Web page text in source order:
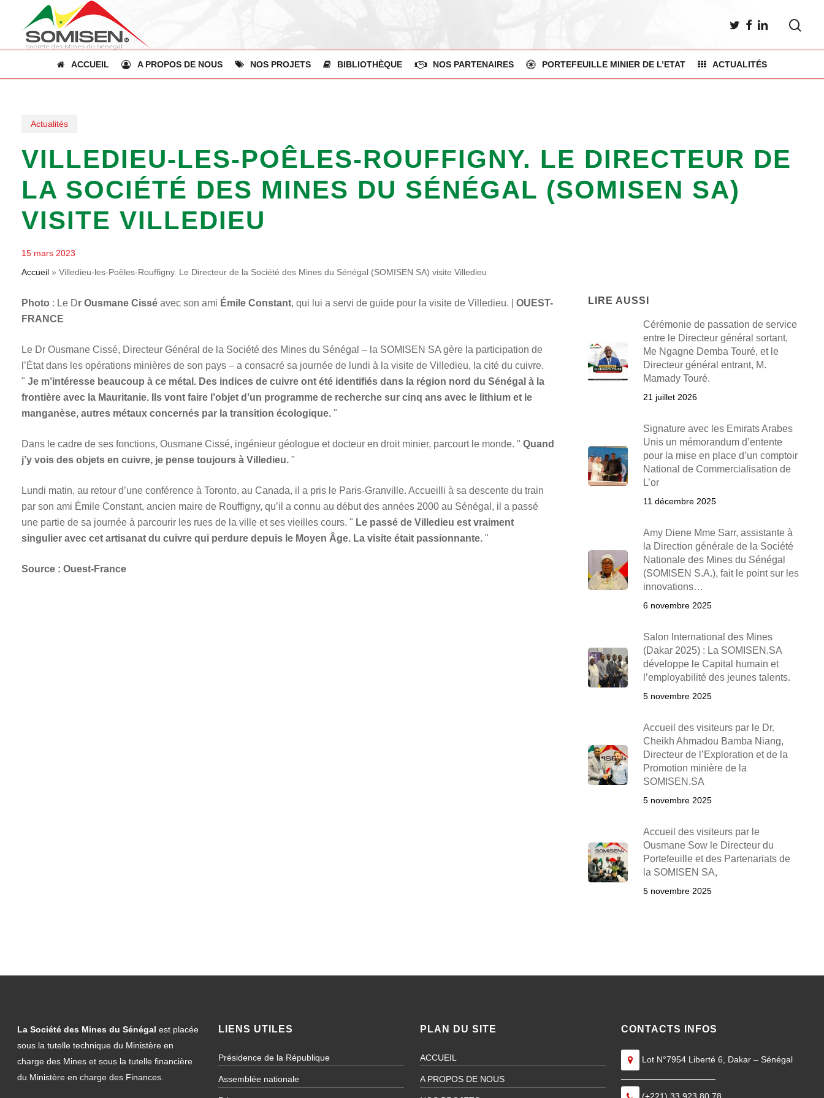
TWITTER
FACEBOOK
LINKEDIN
ACCUEIL A PROPOS DE NOUS NOS PROJETS BIBLIOTHÈQUE NOS PARTENAIRES PORTEFEUILLE MINIER DE L’ETAT ACTUALITÉS
Actualités
VILLEDIEU-LES-POÊLES-ROUFFIGNY. LE DIRECTEUR DE
LA SOCIÉTÉ DES MINES DU SÉNÉGAL (SOMISEN SA)
VISITE VILLEDIEU
15 mars 2023
Accueil » Villedieu-les-Poêles-Rouffigny. Le Directeur de la Société des Mines du Sénégal (SOMISEN SA) visite Villedieu
Photo : Le Dr Ousmane Cissé avec son ami Émile Constant, qui lui a servi de guide pour la visite de Villedieu. | OUEST-
FRANCE
Le Dr Ousmane Cissé, Directeur Général de la Société des Mines du Sénégal – la SOMISEN SA gère la participation de
l’État dans les opérations minières de son pays – a consacré sa journée de lundi à la visite de Villedieu, la cité du cuivre.
Je m’intéresse beaucoup à ce métal. Des indices de cuivre ont été identifiés dans la région nord du Sénégal à la
frontière avec la Mauritanie. Ils vont faire l’objet d’un programme de recherche sur cinq ans avec le lithium et le
manganèse, autres métaux concernés par la transition écologique.
Dans le cadre de ses fonctions, Ousmane Cissé, ingénieur géologue et docteur en droit minier, parcourt le monde.
Quand
j’y vois des objets en cuivre, je pense toujours à Villedieu.
Lundi matin, au retour d’une conférence à Toronto, au Canada, il a pris le Paris-Granville. Accueilli à sa descente du train
par son ami Émile Constant, ancien maire de Rouffigny, qu’il a connu au début des années 2000 au Sénégal, il a passé
une partie de sa journée à parcourir les rues de la ville et ses vieilles cours.
Le passé de Villedieu est vraiment
singulier avec cet artisanat du cuivre qui perdure depuis le Moyen Âge. La visite était passionnante.
Source : Ouest-France
LIRE AUSSI
Cérémonie de passation de service
entre le Directeur général sortant,
Me Ngagne Demba Touré, et le
Directeur général entrant, M.
Mamady Touré.
21 juillet 2026
Signature avec les Emirats Arabes
Unis un mémorandum d’entente
pour la mise en place d’un comptoir
National de Commercialisation de
L’or
11 décembre 2025
Amy Diene Mme Sarr, assistante à
la Direction générale de la Société
Nationale des Mines du Sénégal
(SOMISEN S.A.), fait le point sur les
innovations…
6 novembre 2025
Salon International des Mines
(Dakar 2025) : La SOMISEN.SA
développe le Capital humain et
l’employabilité des jeunes talents.
5 novembre 2025
Accueil des visiteurs par le Dr.
Cheikh Ahmadou Bamba Niang,
Directeur de l’Exploration et de la
Promotion minière de la
SOMISEN.SA
5 novembre 2025
Accueil des visiteurs par le
Ousmane Sow le Directeur du
Portefeuille et des Partenariats de
la SOMISEN SA,
5 novembre 2025
La Société des Mines du Sénégal est placée
sous la tutelle technique du Ministère en
charge des Mines et sous la tutelle financière
du Ministère en charge des Finances.
LIENS UTILES
Présidence de la République
Assemblée nationale
PLAN DU SITE
ACCUEIL
A PROPOS DE NOUS
CONTACTS INFOS
Lot N°7954 Liberté 6, Dakar – Sénégal
———————————
(+221) 33 923 80 78